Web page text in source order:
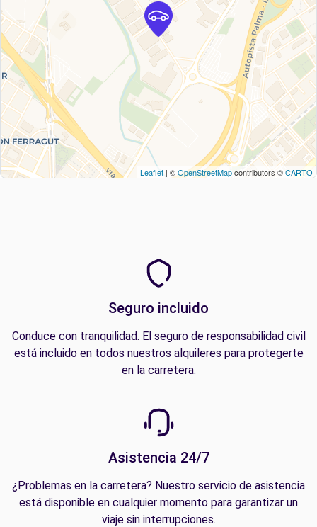
Leaflet | ©OpenStreetMapcontributors ©CARTO
Seguro incluido
Conduce con tranquilidad. El seguro de responsabilidad civil
está incluido en todos nuestros alquileres para protegerte
en la carretera.
Asistencia 24/7
¿Problemas en la carretera? Nuestro servicio de asistencia
está disponible en cualquier momento para garantizar un
viaje sin interrupciones.